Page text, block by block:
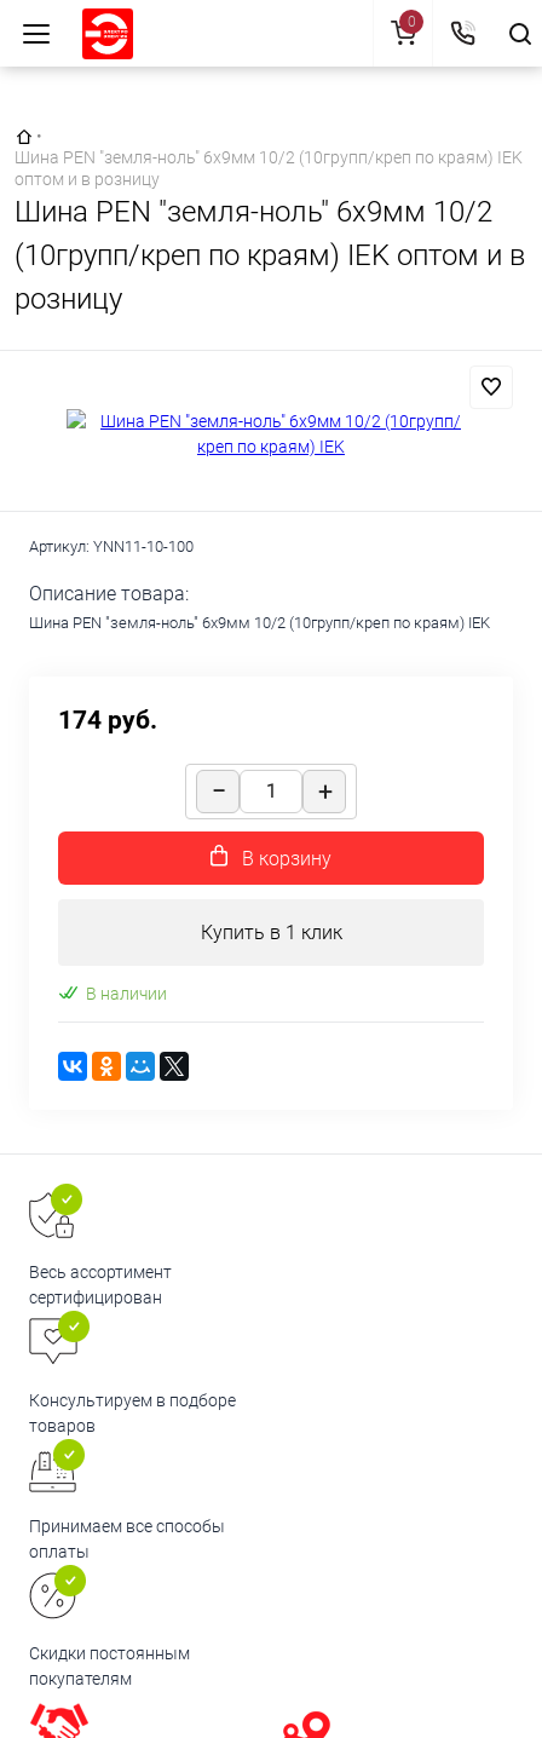
Главная страница
•
Шина PEN "земля-ноль" 6х9мм 10/2 (10групп/креп по краям) IEK
оптом и в розницу
Шина PEN "земля-ноль" 6х9мм 10/2
(10групп/креп по краям) IEK оптом и в
розницу
Артикул: YNN11-10-100
Описание товара:
Шина PEN "земля-ноль" 6х9мм 10/2 (10групп/креп по краям) IEK
174 руб.
В корзину
Купить в 1 клик
В наличии
Весь ассортимент
сертифицирован
Консультируем в подборе
товаров
Принимаем все способы
оплаты
Скидки постоянным
покупателям
0